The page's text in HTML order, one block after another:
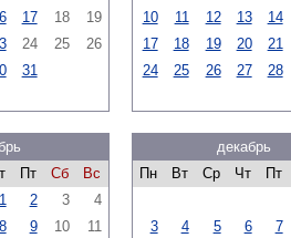
17 18
19
24 25
26
31
10
11 12 13 14
17
18 19 20 21
24
25 26 27 28
Пт Сб
Вс
1
2 3
4
8 9 10
11
декабрь
Пн
Вт Ср Чт Пт
3
4 5 6 7